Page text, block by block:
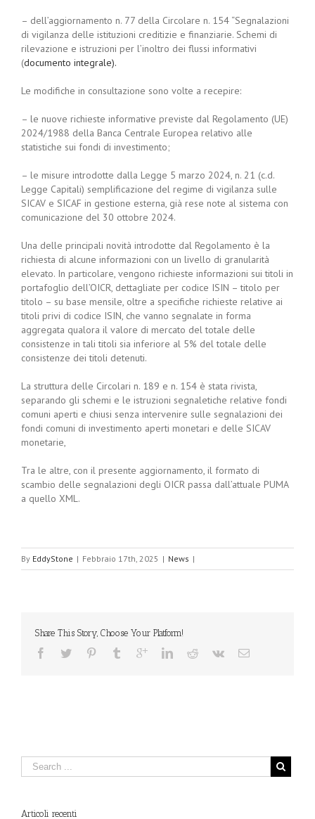
– dell’aggiornamento n. 77 della Circolare n. 154 “Segnalazioni
di vigilanza delle istituzioni creditizie e finanziarie. Schemi di
rilevazione e istruzioni per l’inoltro dei flussi informativi
(documento integrale).
Le modifiche in consultazione sono volte a recepire:
– le nuove richieste informative previste dal Regolamento (UE)
2024/1988 della Banca Centrale Europea relativo alle
statistiche sui fondi di investimento;
– le misure introdotte dalla Legge 5 marzo 2024, n. 21 (c.d.
Legge Capitali) semplificazione del regime di vigilanza sulle
SICAV e SICAF in gestione esterna, già rese note al sistema con
comunicazione del 30 ottobre 2024.
Una delle principali novità introdotte dal Regolamento è la
richiesta di alcune informazioni con un livello di granularità
elevato. In particolare, vengono richieste informazioni sui titoli in
portafoglio dell’OICR, dettagliate per codice ISIN – titolo per
titolo – su base mensile, oltre a specifiche richieste relative ai
titoli privi di codice ISIN, che vanno segnalate in forma
aggregata qualora il valore di mercato del totale delle
consistenze in tali titoli sia inferiore al 5% del totale delle
consistenze dei titoli detenuti.
La struttura delle Circolari n. 189 e n. 154 è stata rivista,
separando gli schemi e le istruzioni segnaletiche relative fondi
comuni aperti e chiusi senza intervenire sulle segnalazioni dei
fondi comuni di investimento aperti monetari e delle SICAV
monetarie,
Tra le altre, con il presente aggiornamento, il formato di
scambio delle segnalazioni degli OICR passa dall’attuale PUMA
a quello XML.
By EddyStone | Febbraio 17th, 2025 | News |
Share This Story, Choose Your Platform!
Articoli recenti